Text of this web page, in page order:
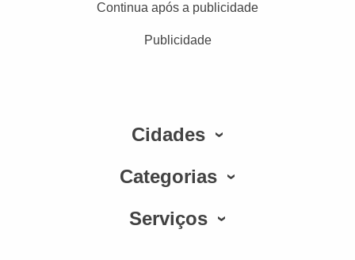
Continua após a publicidade
Publicidade
Cidades
Categorias
Serviços